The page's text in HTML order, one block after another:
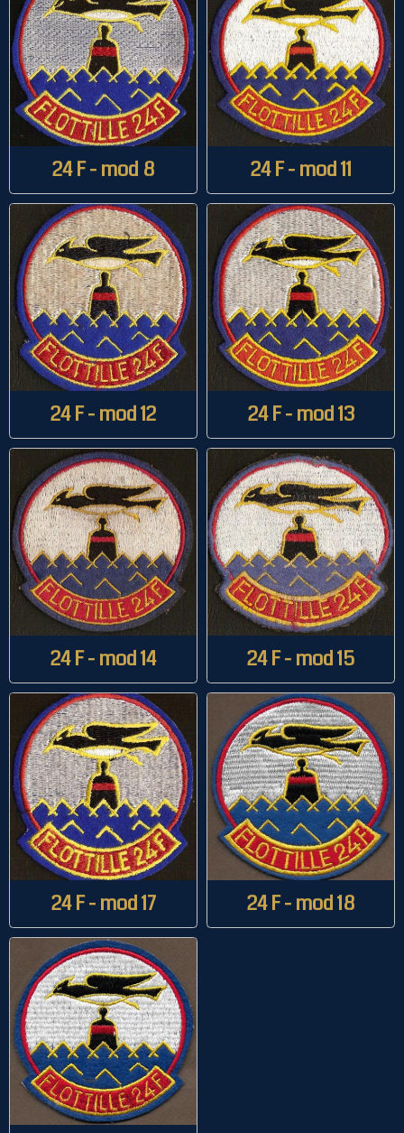
24 F - mod 8 24 F - mod 11
24 F - mod 12 24 F - mod 13
24 F - mod 14 24 F - mod 15
24 F - mod 17 24 F - mod 18